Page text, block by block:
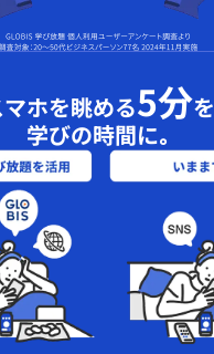
ホを眺める5分を
学びの時間に｡